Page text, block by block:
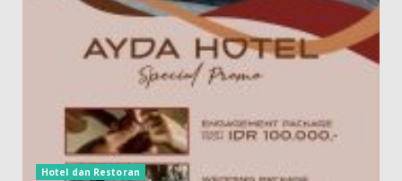
Hotel dan Restoran